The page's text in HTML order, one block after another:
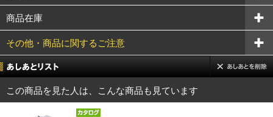
商品在庫
その他・商品に関するご注意
この商品を見た人は、こんな商品も見ています